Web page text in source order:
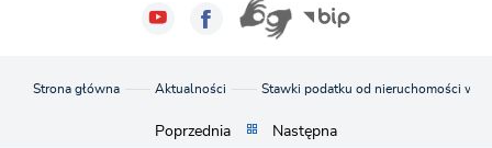
Strona główna Aktualności Stawki podatku od nieruchomości w
Poprzednia Następna